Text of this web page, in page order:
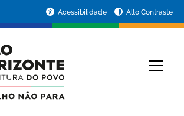
Acessibilidade Alto Contraste